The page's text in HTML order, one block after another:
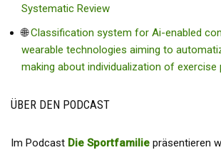
Systematic Review
🌐Classification system for Ai-enabled
wearable technologies aiming to
making about individualization of exercise
ÜBER DEN PODCAST
Im Podcast Die Sportfamilie präsentieren